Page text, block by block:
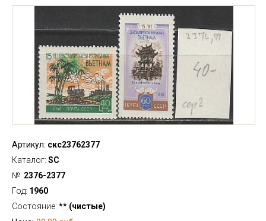
Артикул: скс23762377
Каталог: SC
№: 2376-2377
Год: 1960
Состояние: ** (чистые)